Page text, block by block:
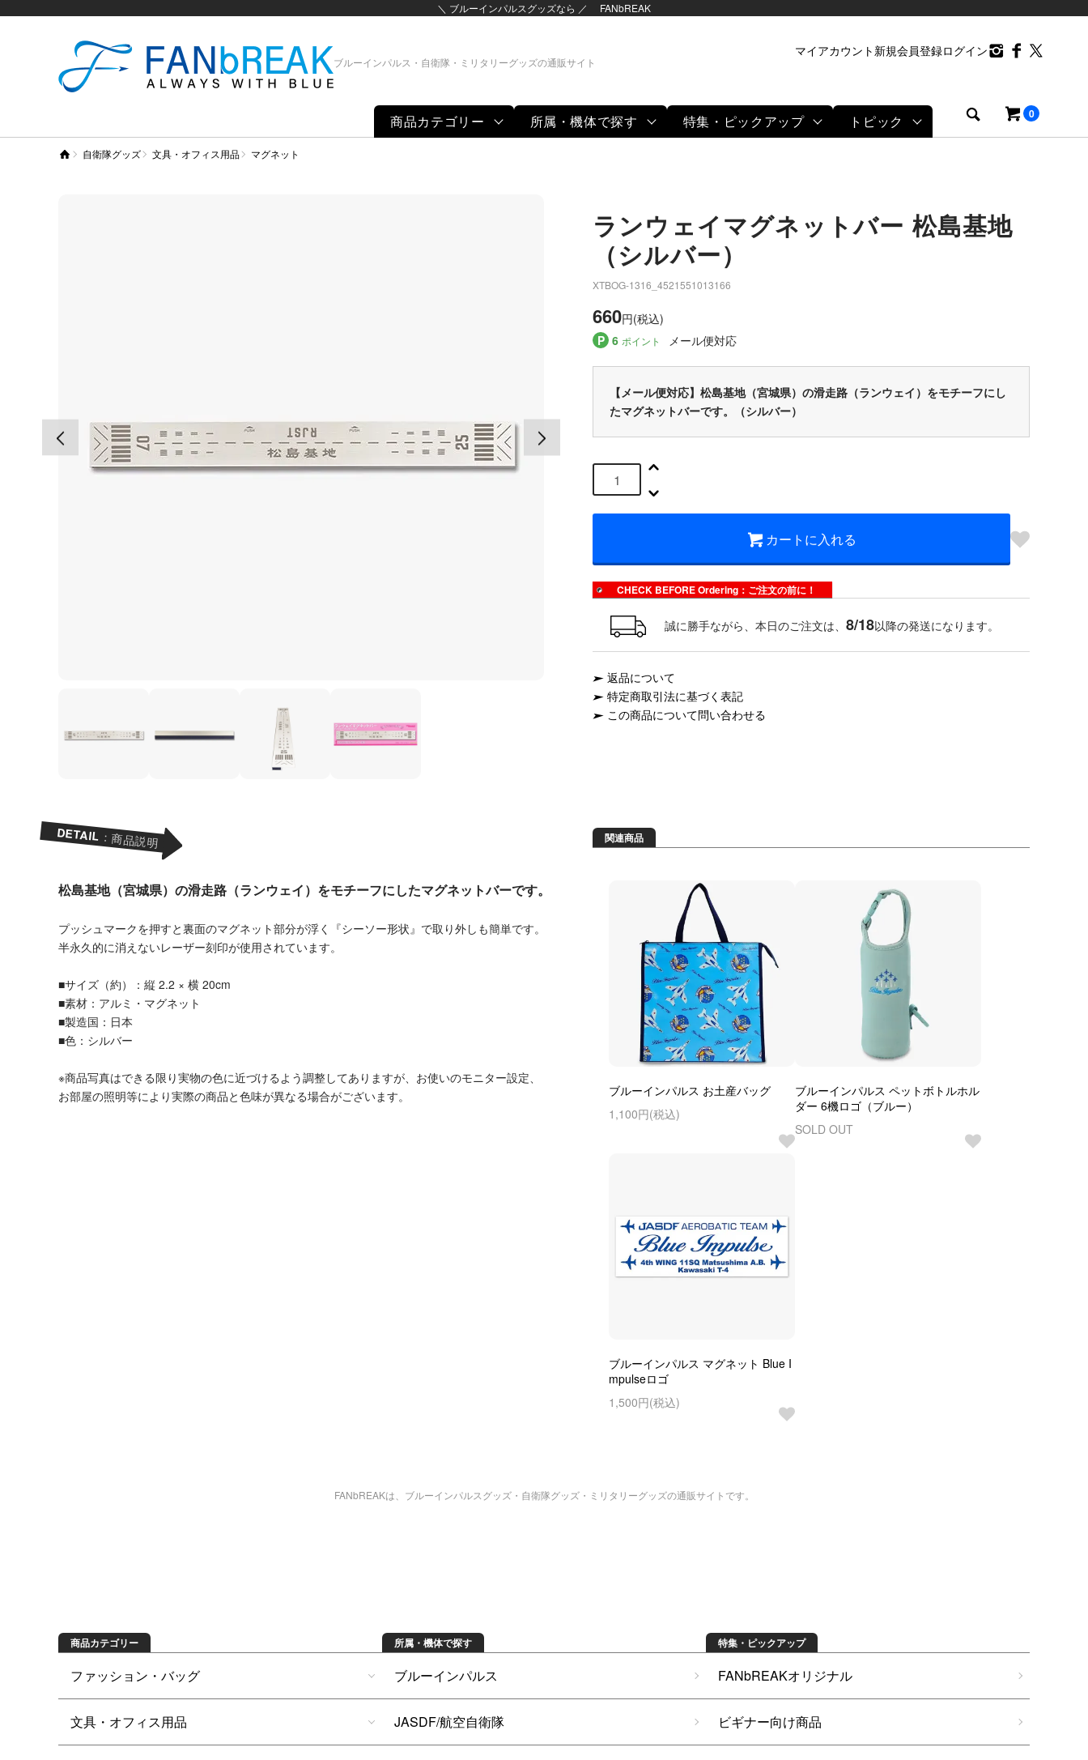
＼ ブルーインパルスグッズなら ／ FANbREAK
ブルーインパルス・自衛隊・ミリタリーグッズの通販サイト
0
商品カテゴリー 所属・機体で探す 特集・ピックアップ トピック
マイアカウント 新規会員登録ログイン
自衛隊グッズ 文具・オフィス用品 マグネット
ランウェイマグネットバー 松島基地
（シルバー）
XTBOG-1316_4521551013166
660円(税込)
P 6 ポイント メール便対応
【メール便対応】松島基地（宮城県）の滑走路（ランウェイ）をモチーフにし
たマグネットバーです。（シルバー）
カートに入れる
CHECK BEFORE Ordering：ご注文の前に！
誠に勝手ながら、本日のご注文は、 8/18以降の発送になります。
返品について
特定商取引法に基づく表記
この商品について問い合わせる
DETAIL：商品説明
松島基地（宮城県）の滑走路（ランウェイ）をモチーフにしたマグネットバーです。
プッシュマークを押すと裏面のマグネット部分が浮く『シーソー形状』で取り外しも簡単です。
半永久的に消えないレーザー刻印が使用されています。
■サイズ（約）：縦 2.2 × 横 20cm
■素材：アルミ・マグネット
■製造国：日本
■色：シルバー
※商品写真はできる限り実物の色に近づけるよう調整してありますが、お使いのモニター設定、
お部屋の照明等により実際の商品と色味が異なる場合がございます。
関連商品
ブルーインパルス お土産バッグ
1,100円(税込)
ブルーインパルス ペットボトルホル
ダー 6機ロゴ（ブルー）
SOLD OUT
ブルーインパルス マグネット Blue I
mpulseロゴ
1,500円(税込)
FANbREAKは、ブルーインパルスグッズ・自衛隊グッズ・ミリタリーグッズの通販サイトです。
商品を探す
商品カテゴリー
ファッション・バッグ
文具・オフィス用品
所属・機体で探す
ブルーインパルス
JASDF/航空自衛隊
特集・ピックアップ
FANbREAKオリジナル
ビギナー向け商品